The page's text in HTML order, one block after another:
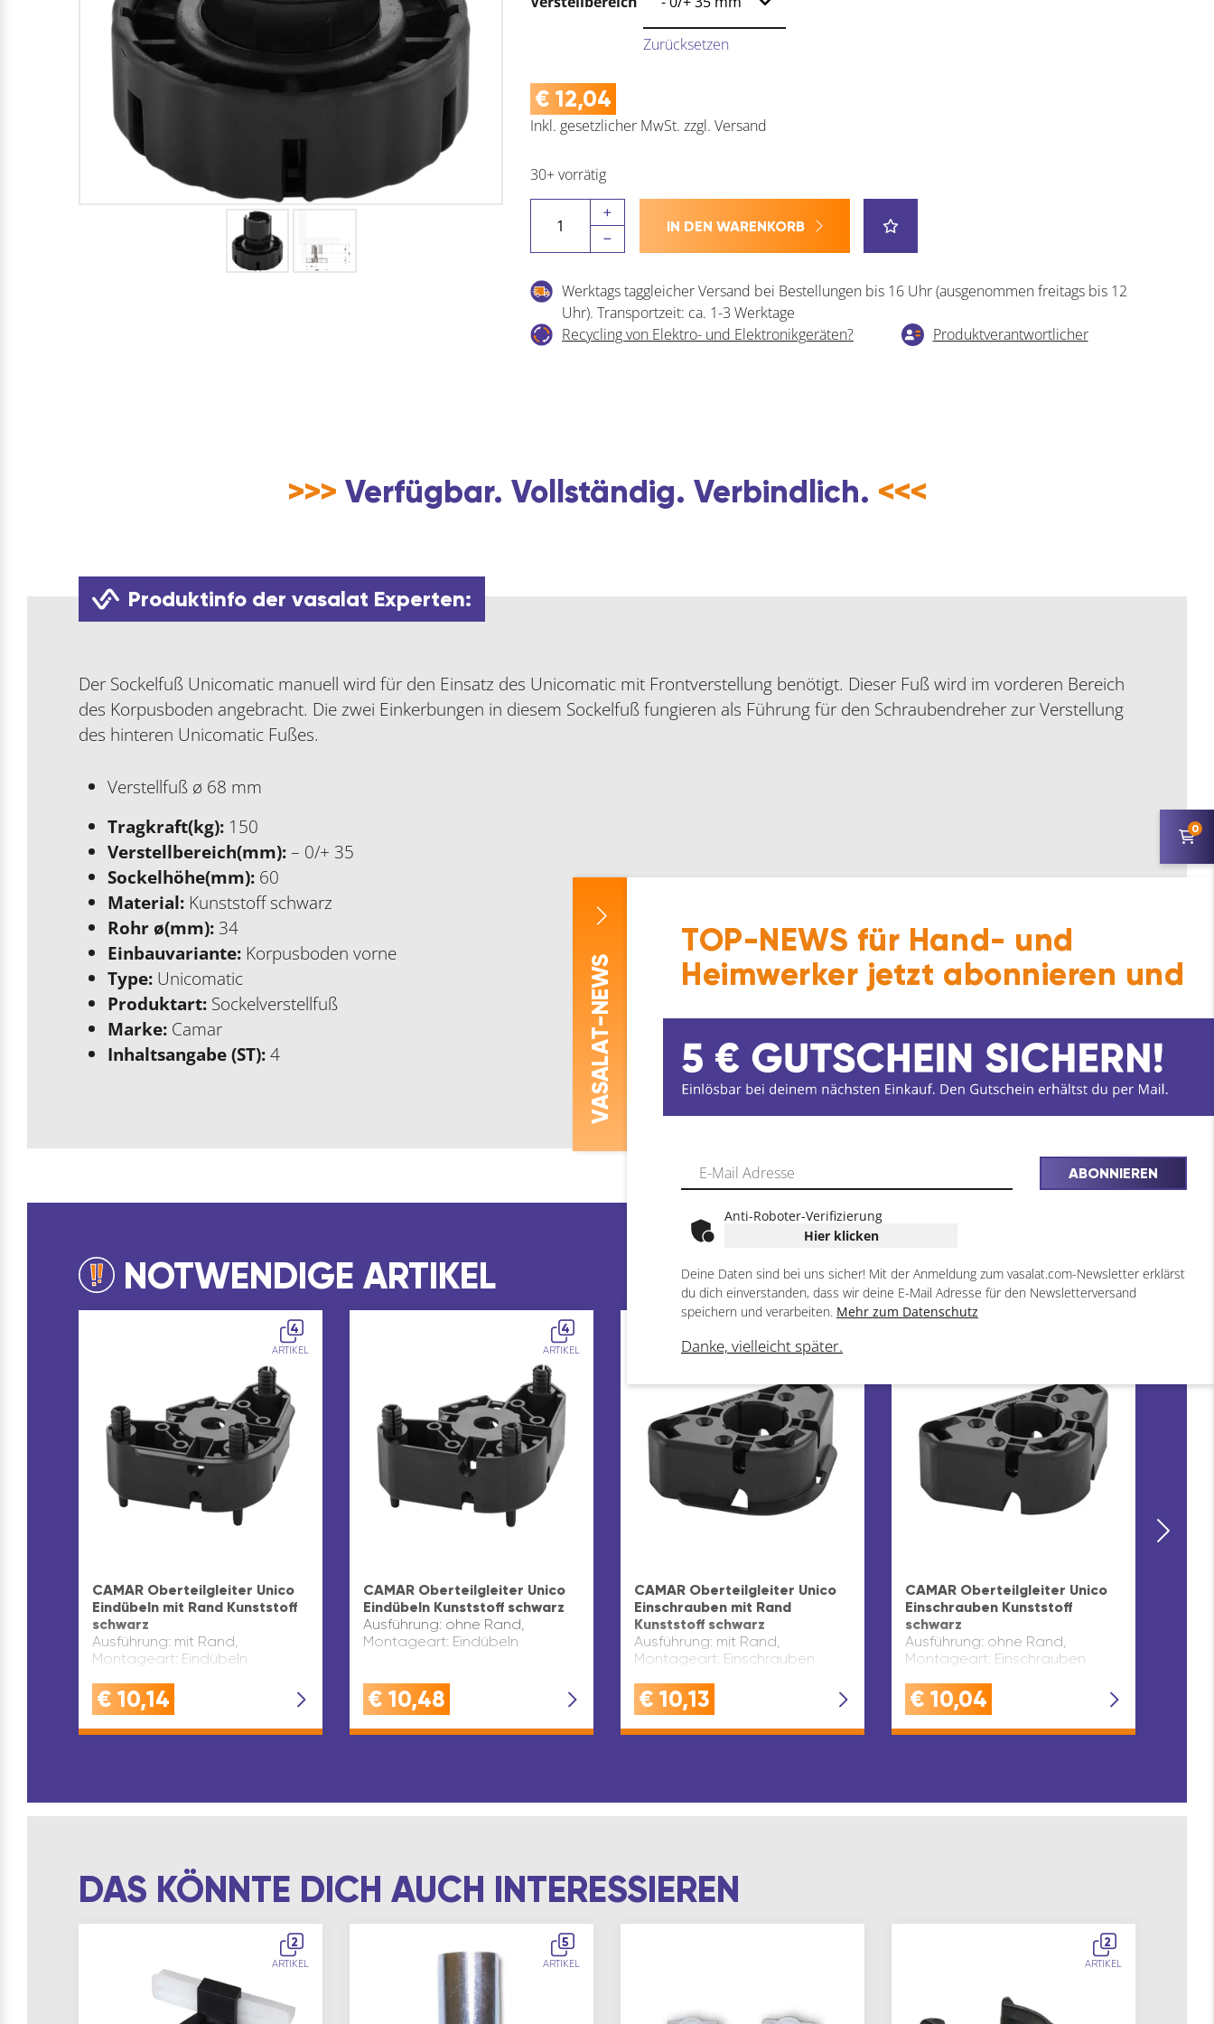
Zurücksetzen
€ 12,04
Inkl. gesetzlicher MwSt. zzgl. Versand
30+ vorrätig
Sockelverstellfuß
Unicomatic
Menge
IN DEN WARENKORB
Werktags taggleicher Versand bei Bestellungen bis 16 Uhr (ausgenommen freitags bis 12
Uhr). Transportzeit: ca. 1-3 Werktage
Recycling von Elektro- und Elektronikgeräten?
Produktverantwortlicher
>>> Verfügbar. Vollständig. Verbindlich. <<<
Produktinfo der vasalat Experten:
Der Sockelfuß Unicomatic manuell wird für den Einsatz des Unicomatic mit Frontverstellung benötigt. Dieser Fuß wird im vorderen Bereich
des Korpusboden angebracht. Die zwei Einkerbungen in diesem Sockelfuß fungieren als Führung für den Schraubendreher zur Verstellung
des hinteren Unicomatic Fußes.
Verstellfuß ø 68 mm
Tragkraft(kg): 150
Verstellbereich(mm):– 0/+ 35
Sockelhöhe(mm): 60
Material: Kunststoff schwarz
Rohr ø(mm): 34
Einbauvariante: Korpusboden vorne
Type: Unicomatic
Produktart: Sockelverstellfuß
Marke: Camar
Inhaltsangabe (ST):4
NOTWENDIGE ARTIKEL
4
ARTIKEL
CAMAR Oberteilgleiter Unico
Eindübeln mit Rand Kunststoff
schwarz
Ausführung: mit Rand,
Montageart: Eindübeln
€ 10,14
4
ARTIKEL
CAMAR Oberteilgleiter Unico
Eindübeln Kunststoff schwarz
Ausführung: ohne Rand,
Montageart: Eindübeln
€ 10,48
ARTIKEL
CAMAR Oberteilgleiter Unico
Einschrauben mit Rand
Kunststoff schwarz
Ausführung: mit Rand,
Montageart: Einschrauben
€ 10,13
CAMAR Oberteilgleiter Unico
Einschrauben Kunststoff
schwarz
Ausführung: ohne Rand,
Montageart: Einschrauben
€ 10,04
DAS KÖNNTE DICH AUCH INTERESSIEREN
2
ARTIKEL
5
ARTIKEL
2
ARTIKEL
0
V
ASALAT
-NEWS
TOP-NEWS für Hand- und
Heimwerker jetzt abonnieren und
ABONNIEREN
Anti-Roboter-Verifizierung
Hier klicken
Deine Daten sind bei uns sicher! Mit der Anmeldung zum vasalat.com-Newsletter erklärst
du dich einverstanden, dass wir deine E-Mail Adresse für den Newsletterversand
speichern und verarbeiten. Mehr zum Datenschutz
Danke, vielleicht später.